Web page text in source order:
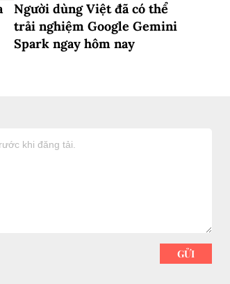
Người dùng Việt đã có thể
trải nghiệm Google Gemini
Spark ngay hôm nay